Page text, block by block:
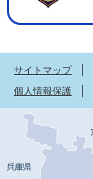
サイトマップ
個人情報保護